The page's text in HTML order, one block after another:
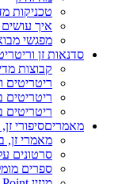
טכניקות
איך
מפגשי
סדנאות זן
קבוצות
ריטריטים
ריטריטים
ריטריטים
מאמריםסיפורי
מאמרי זן,
סרטונים
ספרים